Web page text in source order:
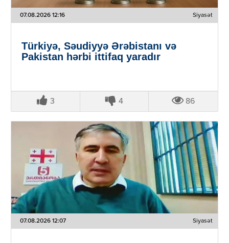
07.08.2026 12:16 Siyasət
Türkiyə, Səudiyyə Ərəbistanı və
Pakistan hərbi ittifaq yaradır
3 4 86
07.08.2026 12:07 Siyasət